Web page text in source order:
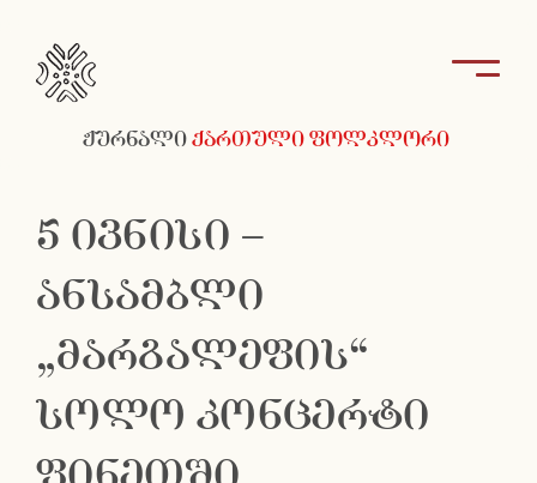
ჟურნალიქართული ფოლკლორი
5 ივნისი –
ანსამბლი
„მარგალეფის“
სოლო კონცერტი